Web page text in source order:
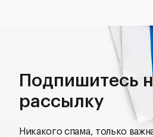
Подпишитесь
рассылку
Никакого спама, только